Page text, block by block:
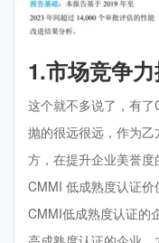
1.市场竞争
这个就不多说了，有
抛的很远很远，作为
方，在提升企业美誉
CMMI 低成熟度认证
CMMI低成熟度认证的